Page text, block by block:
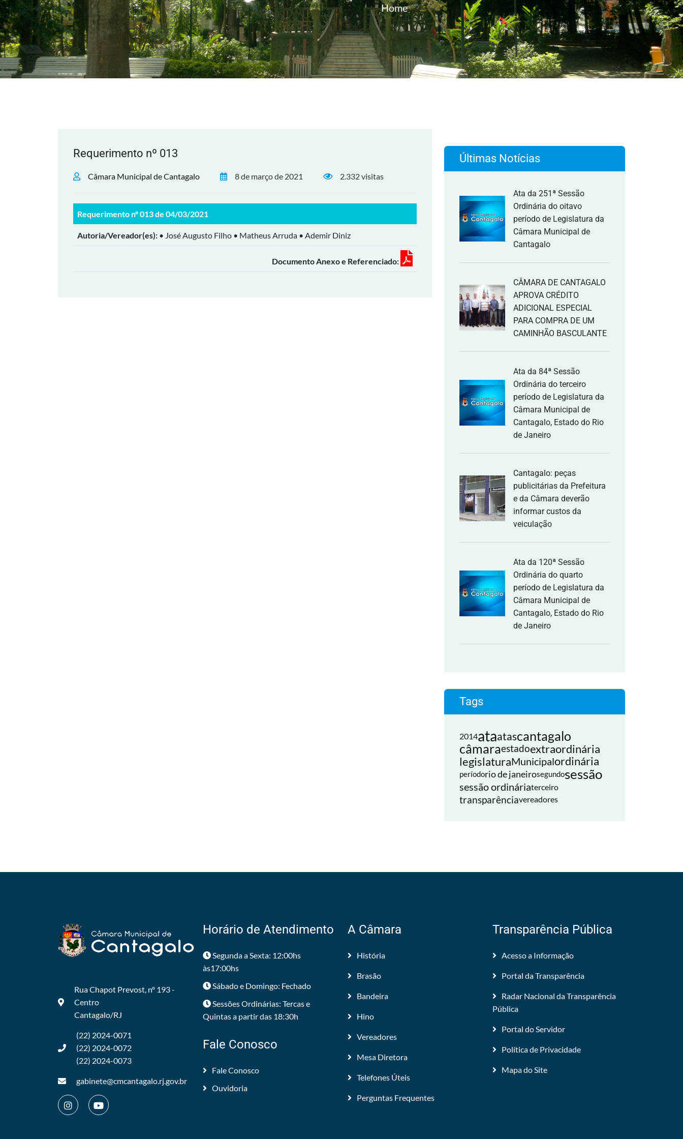
Home
Requerimento nº 013
Câmara Municipal de Cantagalo 8 de março de 2021 2.332 visitas
Requerimento nº 013 de 04/03/2021
Autoria/Vereador(es): • José Augusto Filho • Matheus Arruda • Ademir Diniz
Documento Anexo e Referenciado:
Últimas Notícias
Ata da 251ª Sessão
Ordinária do oitavo
período de Legislatura da
Câmara Municipal de
Cantagalo
CÂMARA DE CANTAGALO
APROVA CRÉDITO
ADICIONAL ESPECIAL
PARA COMPRA DE UM
CAMINHÃO BASCULANTE
Ata da 84ª Sessão
Ordinária do terceiro
período de Legislatura da
Câmara Municipal de
Cantagalo, Estado do Rio
de Janeiro
Cantagalo: peças
publicitárias da Prefeitura
e da Câmara deverão
informar custos da
veiculação
Ata da 120ª Sessão
Ordinária do quarto
período de Legislatura da
Câmara Municipal de
Cantagalo, Estado do Rio
de Janeiro
Tags
2014ataatascantagalo
câmaraestadoextraordinária
legislaturaMunicipalordinária
períodorio de janeirosegundosessão
sessão ordináriaterceiro
transparênciavereadores
Rua Chapot Prevost, nº 193 -
Centro
Cantagalo/RJ
(22) 2024-0071
(22) 2024-0072
(22) 2024-0073
gabinete@cmcantagalo.rj.gov.br
Horário de Atendimento
Segunda a Sexta: 12:00hs
às17:00hs
Sábado e Domingo: Fechado
Sessões Ordinárias: Tercas e
Quintas a partir das 18:30h
Fale Conosco
Fale Conosco
Ouvidoria
A Câmara
História
Brasão
Bandeira
Hino
Vereadores
Mesa Diretora
Telefones Úteis
Perguntas Frequentes
Transparência Pública
Acesso a Informação
Portal da Transparência
Radar Nacional da Transparência
Pública
Portal do Servidor
Política de Privacidade
Mapa do Site